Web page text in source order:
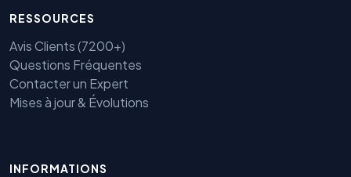
RESSOURCES
Avis Clients (7200+)
Questions Fréquentes
Contacter un Expert
Mises à jour & Évolutions
INFORMATIONS